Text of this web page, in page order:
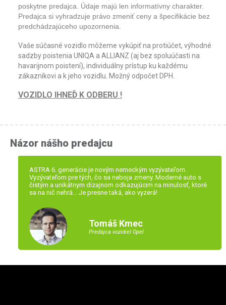
poskytne predajca. Údaje majú len informatívny charakter.
Predajca si vyhradzuje právo zmeniť ceny a špecifikácie bez
predchádzajúceho upozornenia.
Vaše súčasné vozidlo môžeme vykúpiť na protiúčet, výhodné
sadzby poistenia UNIQA a ALLIANZ (aj bez spoluúčasti na
havarijnom poistení), individuálny prístup ku každému
zákazníkovi a k jeho vozidlu. Možný odpočet DPH.
VOZIDLO IHNEĎ K ODBERU !
Názor nášho predajcu
ASTRA 6. generácie je novým nemeckým vyzývateľom.
Vyzývateľom pre tých, čo sa neboja zmeny. Moderné auto s
čistým a unikátnym dizajnom odkazujúcim na minulosť, ktoré
sa na nič nehrá... Je presne taká, ako vyzerá!
Tomáš Kmec
Predajca vozidiel Opel